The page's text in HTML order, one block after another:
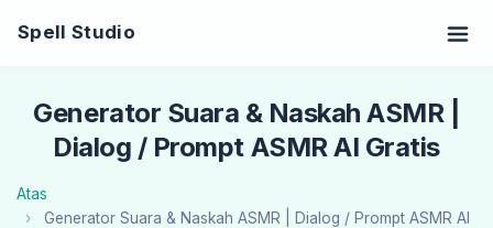
Spell Studio
Generator Suara & Naskah ASMR |
Dialog / Prompt ASMR AI Gratis
Atas
Generator Suara & Naskah ASMR | Dialog / Prompt ASMR AI